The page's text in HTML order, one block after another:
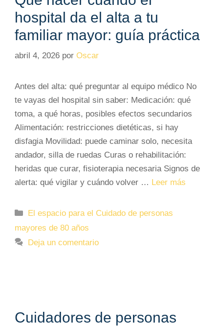
hospital da el alta a tu
familiar mayor: guía práctica
abril 4, 2026 por Oscar
Antes del alta: qué preguntar al equipo médico No
te vayas del hospital sin saber: Medicación: qué
toma, a qué horas, posibles efectos secundarios
Alimentación: restricciones dietéticas, si hay
disfagia Movilidad: puede caminar solo, necesita
andador, silla de ruedas Curas o rehabilitación:
heridas que curar, fisioterapia necesaria Signos de
alerta: qué vigilar y cuándo volver … Leer más
Categorías
El espacio para el Cuidado de personas
mayores de 80 años
Deja un comentario
Cuidadores de personas